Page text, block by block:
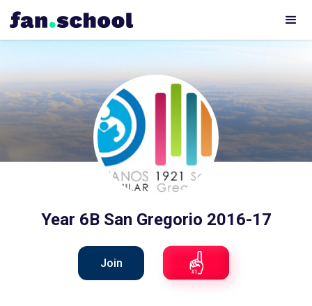
Year 6B San Gregorio 2016-17
Join